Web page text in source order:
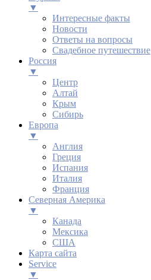
▼
Интересные факты
Новости
Ответы на вопросы
Свадебное путешествие
Россия
▼
Центр
Алтай
Крым
Сибирь
Европа
▼
Англия
Греция
Испания
Италия
Франция
Северная Америка
▼
Канада
Мексика
США
Карта сайта
Service
▼